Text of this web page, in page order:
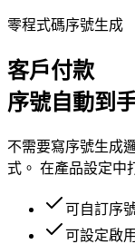
零程式碼序號生成
客戶付款
序號自動到
不需要寫序號生成
式。 在產品設定中
可自訂序
可設定啟